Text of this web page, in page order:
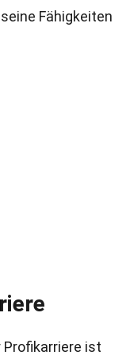
Fähigkeiten
Profikarriere ist